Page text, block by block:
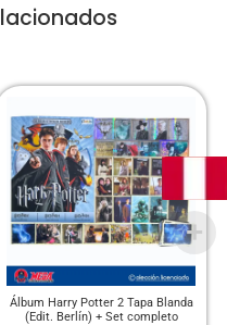
Álbum Harry Potter 2 Tapa Blanda
(Edit. Berlín) + Set completo